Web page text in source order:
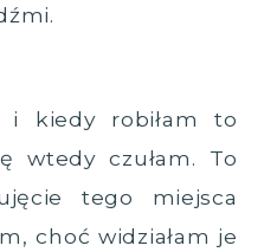
kiedy robiłam to
wtedy czułam. To
tego miejsca
choć widziałam je